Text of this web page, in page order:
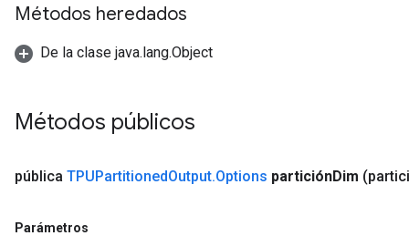
Métodos heredados
De la clase java.lang.Object
Métodos públicos
pública TPUPartitionedOutput.Options particiónDim
Parámetros